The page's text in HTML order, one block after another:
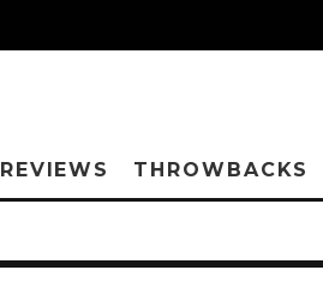
REVIEWS THROWBACKS